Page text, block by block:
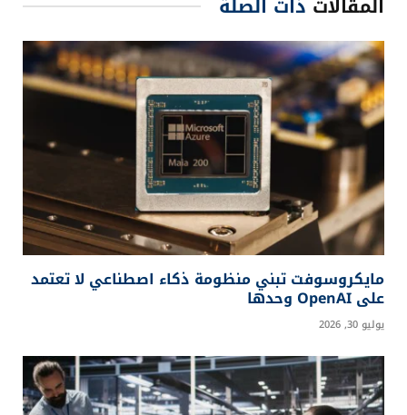
مايكروسوفت تبني منظومة ذكاء اصطناعي لا تعتمد
على OpenAI وحدها
يوليو 30, 2026